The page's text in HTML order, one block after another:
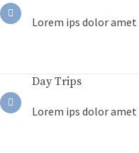
Lorem ips dolor
Day Trips
Lorem ips dolor